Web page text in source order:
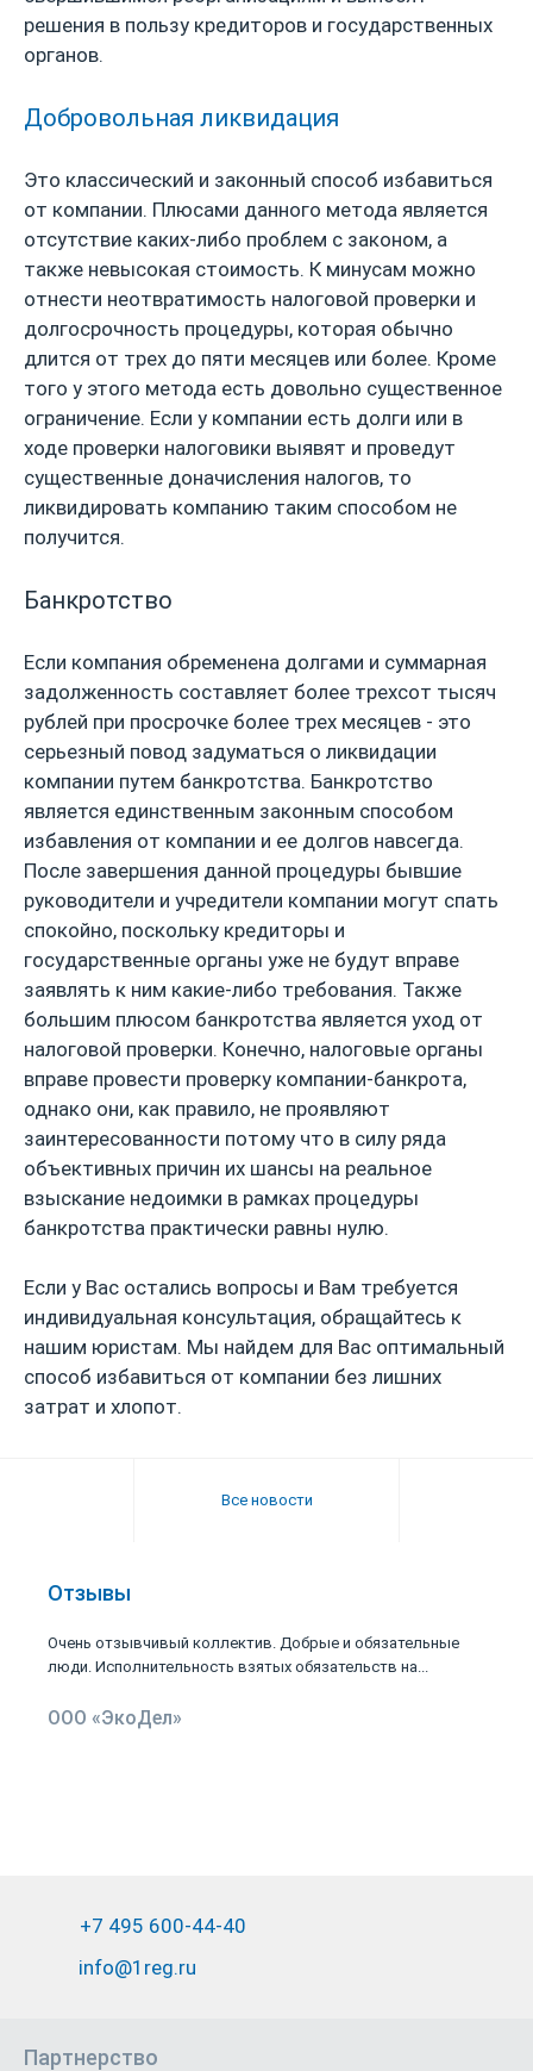
решения в пользу кредиторов и государственных
органов.
Добровольная ликвидация
Это классический и законный способ избавиться
от компании. Плюсами данного метода является
отсутствие каких-либо проблем с законом, а
также невысокая стоимость. К минусам можно
отнести неотвратимость налоговой проверки и
долгосрочность процедуры, которая обычно
длится от трех до пяти месяцев или более. Кроме
того у этого метода есть довольно существенное
ограничение. Если у компании есть долги или в
ходе проверки налоговики выявят и проведут
существенные доначисления налогов, то
ликвидировать компанию таким способом не
получится.
Банкротство
Если компания обременена долгами и суммарная
задолженность составляет более трехсот тысяч
рублей при просрочке более трех месяцев - это
серьезный повод задуматься о ликвидации
компании путем банкротства. Банкротство
является единственным законным способом
избавления от компании и ее долгов навсегда.
После завершения данной процедуры бывшие
руководители и учредители компании могут спать
спокойно, поскольку кредиторы и
государственные органы уже не будут вправе
заявлять к ним какие-либо требования. Также
большим плюсом банкротства является уход от
налоговой проверки. Конечно, налоговые органы
вправе провести проверку компании-банкрота,
однако они, как правило, не проявляют
заинтересованности потому что в силу ряда
объективных причин их шансы на реальное
взыскание недоимки в рамках процедуры
банкротства практически равны нулю.
Если у Вас остались вопросы и Вам требуется
индивидуальная консультация, обращайтесь к
нашим юристам. Мы найдем для Вас оптимальный
способ избавиться от компании без лишних
затрат и хлопот.
Все новости
Отзывы
Очень отзывчивый коллектив. Добрые и обязательные
люди. Исполнительность взятых обязательств на...
ООО «ЭкоДел»
+7 495 600-44-40
info@1reg.ru
Партнерство